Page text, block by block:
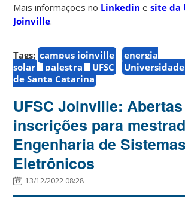
Mais informações no Linkedinesite da
Joinville.
Tags: campus joinville
energia
solar
palestra UFSC
de Santa Catarina
UFSC Joinville: Abertas
inscrições para
Engenharia de Sistemas
Eletrônicos
13/12/2022 08:28